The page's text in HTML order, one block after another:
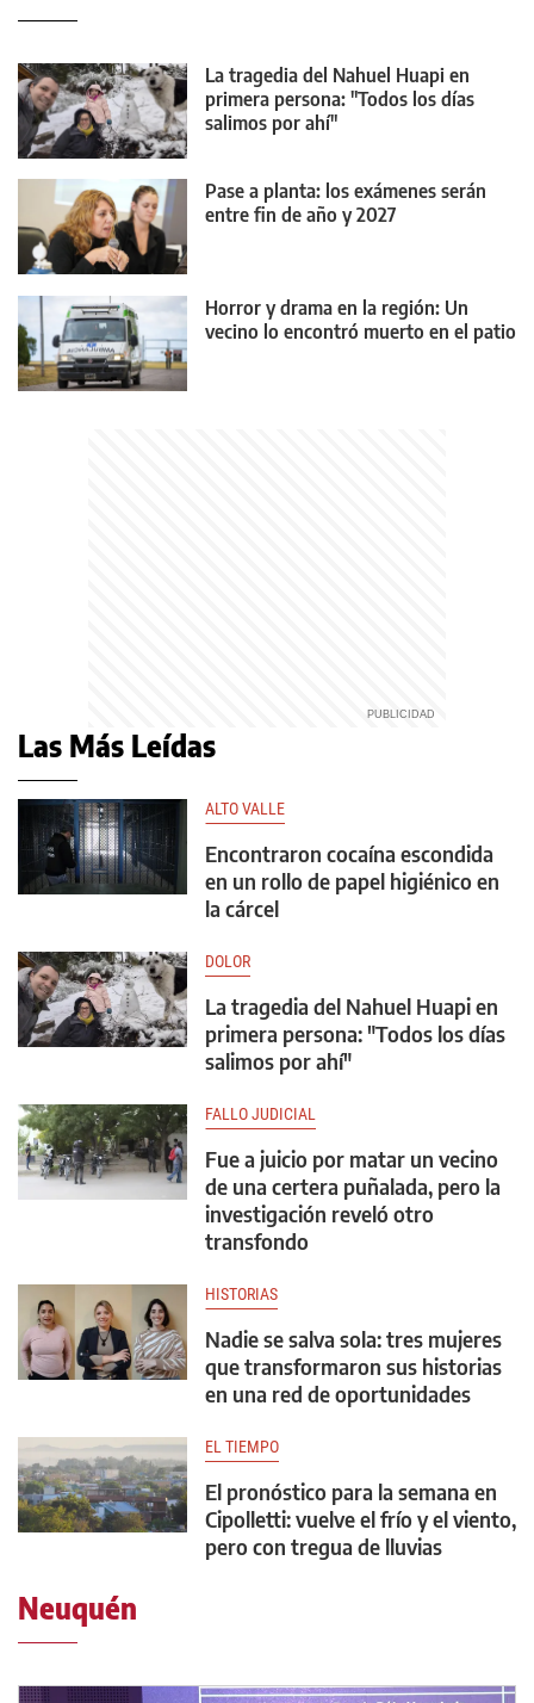
La tragedia del Nahuel Huapi en
primera persona: "Todos los días
salimos por ahí"
Pase a planta: los exámenes serán
entre fin de año y 2027
Horror y drama en la región: Un
vecino lo encontró muerto en el patio
Las Más Leídas
ALTO VALLE
Encontraron cocaína escondida
en un rollo de papel higiénico en
la cárcel
DOLOR
La tragedia del Nahuel Huapi en
primera persona: "Todos los días
salimos por ahí"
FALLO JUDICIAL
Fue a juicio por matar un vecino
de una certera puñalada, pero la
investigación reveló otro
transfondo
HISTORIAS
Nadie se salva sola: tres mujeres
que transformaron sus historias
en una red de oportunidades
EL TIEMPO
El pronóstico para la semana en
Cipolletti: vuelve el frío y el viento,
pero con tregua de lluvias
Neuquén